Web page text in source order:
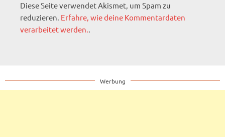
Diese Seite verwendet Akismet, um Spam zu
reduzieren. Erfahre, wie deine Kommentardaten
verarbeitet werden.
Werbung